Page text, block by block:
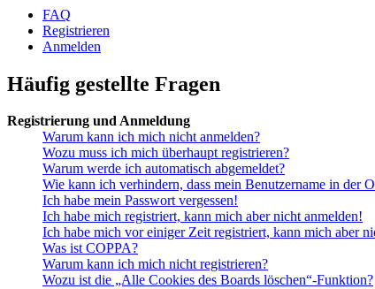
FAQ
Registrieren
Anmelden
Häufig gestellte Fragen
Registrierung und Anmeldung
Warum kann ich mich nicht anmelden?
Wozu muss ich mich überhaupt registrieren?
Warum werde ich automatisch abgemeldet?
Wie kann ich verhindern, dass mein Benutzername in der
Ich habe mein Passwort vergessen!
Ich habe mich registriert, kann mich aber nicht anmelden!
Ich habe mich vor einiger Zeit registriert, kann mich aber
Was ist COPPA?
Warum kann ich mich nicht registrieren?
Wozu ist die „Alle Cookies des Boards löschen“-Funktion?